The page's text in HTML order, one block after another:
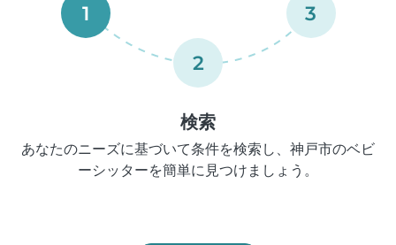
1
2
3
検索
あなたのニーズに基づいて条件を検索し、神戸市のベビ
ーシッターを簡単に見つけましょう。